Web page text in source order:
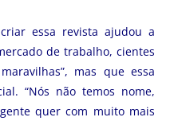
essa revista ajudou a
de trabalho, cientes
mas que essa
“Nós não temos nome,
quer com muito mais